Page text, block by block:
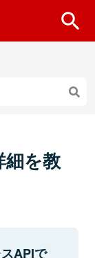
細を教
APIで